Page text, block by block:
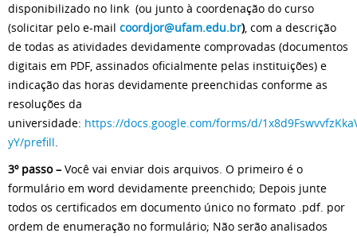
disponibilizado no link (ou junto à coordenação do curso
(solicitar pelo e-mail coordjor@ufam.edu.br), com a descrição
de todas as atividades devidamente comprovadas (documentos
digitais em PDF, assinados oficialmente pelas instituições) e
indicação das horas devidamente preenchidas conforme as
resoluções da
universidade: https://docs.google.com/forms/d/
yY/prefill.
3º passo – Você vai enviar dois arquivos. O primeiro é o
formulário em word devidamente preenchido; Depois junte
todos os certificados em documento único no formato .pdf. por
ordem de enumeração no formulário; Não serão analisados